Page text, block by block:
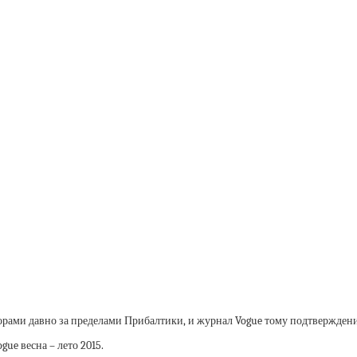
давно за пределами Прибалтики, и журнал Vogue тому
весна – лето 2015.